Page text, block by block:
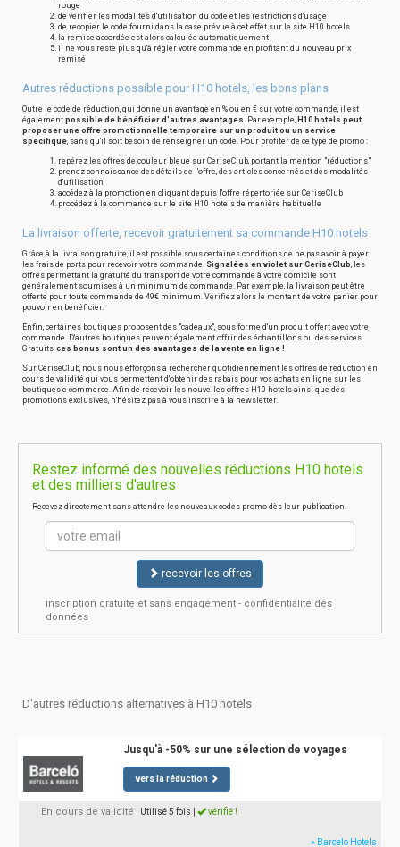
rouge
de vérifier les modalités d'utilisation du code et les restrictions d'usage
de recopier le code fourni dans la case prévue à cet effet sur le site H10 hotels
la remise accordée est alors calculée automatiquement
il ne vous reste plus qu'à régler votre commande en profitant du nouveau prix
remisé
Autres réductions possible pour H10 hotels, les bons plans
Outre le code de réduction, qui donne un avantage en % ou en € sur votre commande, il est
également possible de bénéficier d'autres avantages. Par exemple, H10 hotels peut
proposer une offre promotionnelle temporaire sur un produit ou un service
spécifique, sans qu'il soit besoin de renseigner un code. Pour profiter de ce type de promo :
repérez les offres de couleur bleue sur CeriseClub, portant la mention "réductions"
prenez connaissance des détails de l'offre, des articles concernés et des modalités
d'utilisation
accédez à la promotion en cliquant depuis l'offre répertoriée sur CeriseClub
procédez à la commande sur le site H10 hotels de manière habituelle
La livraison offerte, recevoir gratuitement sa commande H10 hotels
Grâce à la livraison gratuite, il est possible sous certaines conditions de ne pas avoir à payer
les frais de ports pour recevoir votre commande. Signalées en violet sur CeriseClub, les
offres permettant la gratuité du transport de votre commande à votre domicile sont
généralement soumises à un minimum de commande. Par exemple, la livraison peut être
offerte pour toute commande de 49€ minimum. Vérifiez alors le montant de votre panier pour
pouvoir en bénéficier.
Enfin, certaines boutiques proposent des "cadeaux", sous forme d'un produit offert avec votre
commande. D'autres boutiques peuvent également offrir des échantillons ou des services.
Gratuits, ces bonus sont un des avantages de la vente en ligne !
Sur CeriseClub, nous nous efforçons à rechercher quotidiennement les offres de réduction en
cours de validité qui vous permettent d'obtenir des rabais pour vos achats en ligne sur les
boutiques e-commerce. Afin de recevoir les nouvelles offres H10 hotels ainsi que des
promotions exclusives, n'hésitez pas à vous inscrire à la newsletter.
Restez informé des nouvelles réductions H10 hotels
et des milliers d'autres
Recevez directement sans attendre les nouveaux codes promo dès leur publication.
recevoir les offres
inscription gratuite et sans engagement - confidentialité des
données
D'autres réductions alternatives à H10 hotels
Jusqu'à -50% sur une sélection de voyages
vers la réduction
En cours de validité | Utilisé 5 fois vérifié !
» Barcelo Hotels